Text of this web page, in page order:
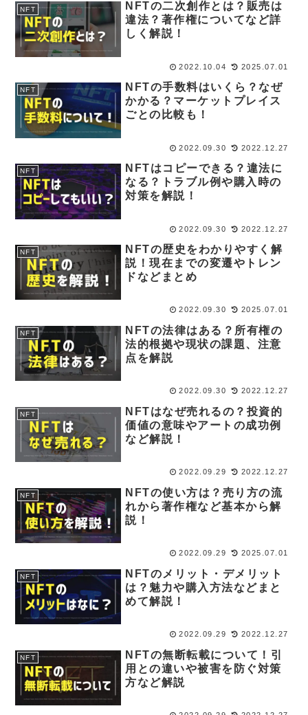
NFT
NFTの二次創作とは？販売は
違法？著作権についてなど詳
しく解説！
2022.10.04 2025.07.01
NFT
NFTの手数料はいくら？なぜ
かかる？マーケットプレイス
ごとの比較も！
2022.09.30 2022.12.27
NFT
NFTはコピーできる？違法に
なる？トラブル例や購入時の
対策を解説！
2022.09.30 2022.12.27
NFT
NFTの歴史をわかりやすく解
説！現在までの変遷やトレン
ドなどまとめ
2022.09.30 2025.07.01
NFT
NFTの法律はある？所有権の
法的根拠や現状の課題、注意
点を解説
2022.09.30 2022.12.27
NFT
NFTはなぜ売れるの？投資的
価値の意味やアートの成功例
など解説！
2022.09.29 2022.12.27
NFT
NFTの使い方は？売り方の流
れから著作権など基本から解
説！
2022.09.29 2025.07.01
NFT
NFTのメリット・デメリット
は？魅力や購入方法などまと
めて解説！
2022.09.29 2022.12.27
NFT
NFTの無断転載について！引
用との違いや被害を防ぐ対策
方など解説